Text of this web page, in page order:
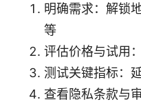
明确需求：解锁
等
评估价格与试用
测试关键指标：
查看隐私条款与